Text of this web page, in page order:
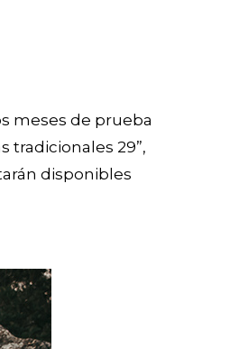
meses de prueba
tradicionales 29”,
disponibles